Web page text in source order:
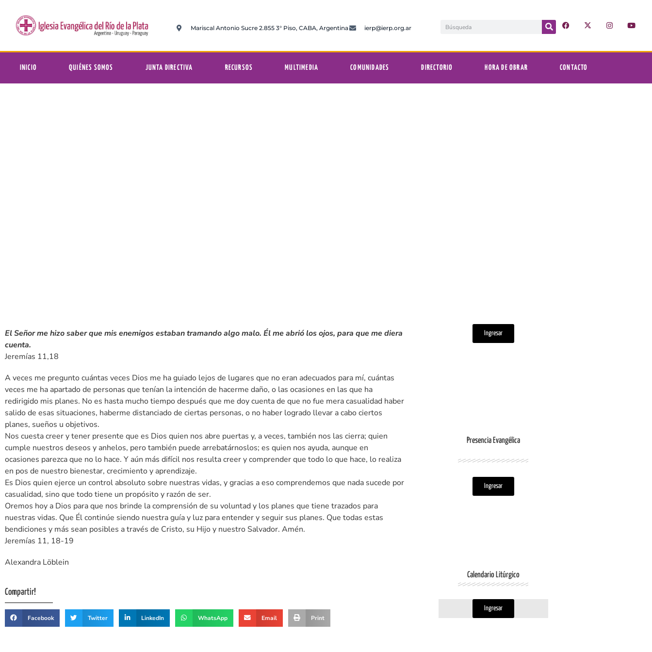
Mariscal Antonio Sucre 2.855 3° Piso, CABA, Argentina ierp@ierp.org.ar
INICIO QUIÉNES SOMOS JUNTA DIRECTIVA RECURSOS MULTIMEDIA COMUNIDADES DIRECTORIO HORA DE OBRAR CONTACTO
El Señor me hizo saber que mis enemigos estaban tramando algo malo. Él me abrió los ojos, para que me diera
cuenta.
Jeremías 11,18
A veces me pregunto cuántas veces Dios me ha guiado lejos de lugares que no eran adecuados para mí, cuántas
veces me ha apartado de personas que tenían la intención de hacerme daño, o las ocasiones en las que ha
redirigido mis planes. No es hasta mucho tiempo después que me doy cuenta de que no fue mera casualidad haber
salido de esas situaciones, haberme distanciado de ciertas personas, o no haber logrado llevar a cabo ciertos
planes, sueños u objetivos.
Nos cuesta creer y tener presente que es Dios quien nos abre puertas y, a veces, también nos las cierra; quien
cumple nuestros deseos y anhelos, pero también puede arrebatárnoslos; es quien nos ayuda, aunque en
ocasiones parezca que no lo hace. Y aún más difícil nos resulta creer y comprender que todo lo que hace, lo realiza
en pos de nuestro bienestar, crecimiento y aprendizaje.
Es Dios quien ejerce un control absoluto sobre nuestras vidas, y gracias a eso comprendemos que nada sucede por
casualidad, sino que todo tiene un propósito y razón de ser.
Oremos hoy a Dios para que nos brinde la comprensión de su voluntad y los planes que tiene trazados para
nuestras vidas. Que Él continúe siendo nuestra guía y luz para entender y seguir sus planes. Que todas estas
bendiciones y más sean posibles a través de Cristo, su Hijo y nuestro Salvador. Amén.
Jeremías 11, 18-19
Alexandra Löblein
Compartir!
Facebook Twitter LinkedIn WhatsApp Email Print
Ingresar
Presencia Evangélica
Ingresar
Calendario Litúrgico
Ingresar